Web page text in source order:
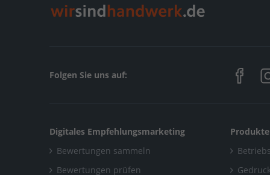
Folgen Sie uns auf:
Digitales Empfehlungsmarketing
Bewertungen sammeln
Bewertungen prüfen
Produkte